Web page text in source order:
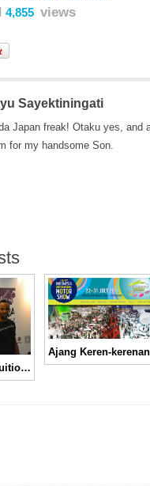
4,855 views
Sayektiningati
Japan freak! Otaku yes, and
for my handsome Son.
Following My Intuition ala Craig David